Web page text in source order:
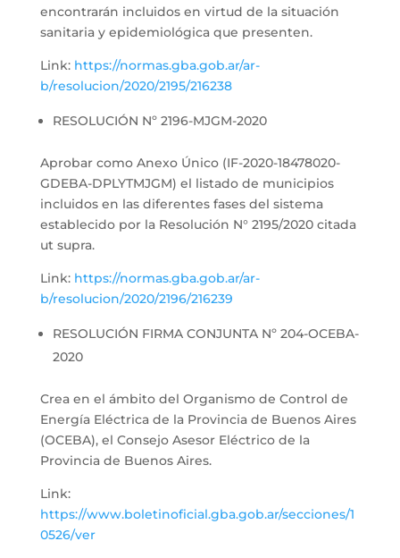
encontrarán incluidos en virtud de la situación
sanitaria y epidemiológica que presenten.
Link: https://normas.gba.gob.ar/ar-
b/resolucion/2020/2195/216238
RESOLUCIÓN Nº 2196-MJGM-2020
Aprobar como Anexo Único (IF-2020-18478020-
GDEBA-DPLYTMJGM) el listado de municipios
incluidos en las diferentes fases del sistema
establecido por la Resolución N° 2195/2020 citada
ut supra.
Link: https://normas.gba.gob.ar/ar-
b/resolucion/2020/2196/216239
RESOLUCIÓN FIRMA CONJUNTA Nº 204-OCEBA-
2020
Crea en el ámbito del Organismo de Control de
Energía Eléctrica de la Provincia de Buenos Aires
(OCEBA), el Consejo Asesor Eléctrico de la
Provincia de Buenos Aires.
Link:
https://www.boletinoficial.gba.gob.ar/secciones/1
0526/ver